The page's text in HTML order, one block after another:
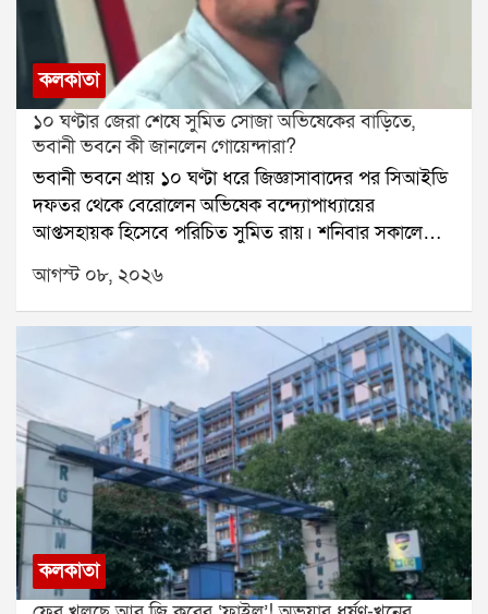
কলকাতা
১০ ঘণ্টার জেরা শেষে সুমিত সোজা অভিষেকের বাড়িতে,
ভবানী ভবনে কী জানলেন গোয়েন্দারা?
ভবানী ভবনে প্রায় ১০ ঘণ্টা ধরে জিজ্ঞাসাবাদের পর সিআইডি
দফতর থেকে বেরোলেন অভিষেক বন্দ্যোপাধ্যায়ের
আপ্তসহায়ক হিসেবে পরিচিত সুমিত রায়। শনিবার সকালে
নির্ধারিত সময়ের কয়েক মিনিট আগেই ভবানী ভবনে
পৌঁছেছিলেন তিনি। দীর্ঘ জেরার পর সিআইডি দফতর থেকে
বেরিয়ে সোজা চলে যান অভিষেক বন্দ্যোপাধ্যায়ের কালীঘাটের
বাড়িতে। তবে জেরায় সুমিতের কাছ থেকে ঠিক কী তথ্য
পাওয়া গেল, তা এখনও প্রকাশ্যে আসেনি। তাঁকে ফের তলব
করা হয়েছে কি না, তা-ও স্পষ্ট নয়।পশ্চিম মেদিনীপুরের
শালবনির জমি প্রতারণার মামলায় শুক্রবার রাতে সুমিতকে
নোটিস পাঠায় সিআইডি। সেই নোটিসে সাড়া দিয়েই শনিবার
ভবানী ভবনে হাজির হন তিনি। সুমিতের বিরুদ্ধে মোট চারটি
মামলা রয়েছে বলে তাঁর আইনজীবী আগে জানিয়েছিলেন। এর
মধ্যে জমি সংক্রান্ত মামলায় শীর্ষ আদালত থেকে সুরক্ষা
পেয়েছেন তিনি। তদন্তে সহযোগিতা করার শর্তেই সেই সুরক্ষা
দেওয়া হয়েছে বলে জানা গিয়েছে। সেই নির্দেশ মেনেই
আগস্ট ০৮, ২০২৬
কলকাতা